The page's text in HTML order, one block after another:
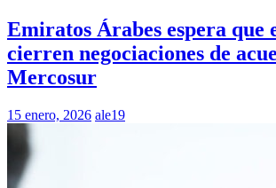
Emiratos Árabes espera que
cierren negociaciones de
Mercosur
15 enero, 2026 ale19